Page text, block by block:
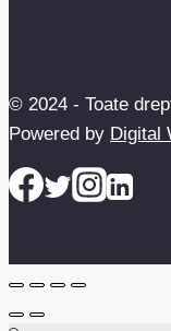
© 2024 - Toate
Powered by Digital